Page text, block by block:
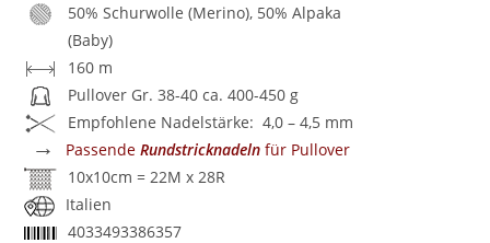
50% Schurwolle (Merino), 50% Alpaka
(Baby)
160 m
Pullover Gr. 38-40 ca. 400-450 g
Empfohlene Nadelstärke: 4,0 – 4,5 mm
→ PassendeRundstricknadeln für Pullover
10x10cm = 22M x 28R
Italien
4033493386357